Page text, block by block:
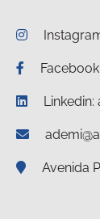
Avenida